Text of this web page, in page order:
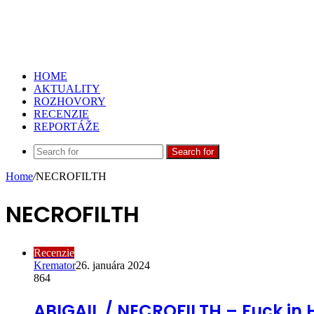
HOME
AKTUALITY
ROZHOVORY
RECENZIE
REPORTÁŽE
Search for
Home/NECROFILTH
NECROFILTH
Recenzie
Kremator26. januára 2024
864